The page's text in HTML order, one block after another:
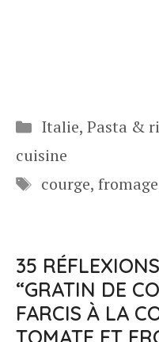
Catégories
Italie, Pasta &
cuisine
Étiquettes
courge, fromage
35
“GRATIN DE
FARCIS À LA
TOMATE ET